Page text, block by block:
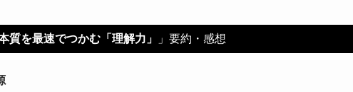
質を最速でつかむ「理解力」 」要約・感想